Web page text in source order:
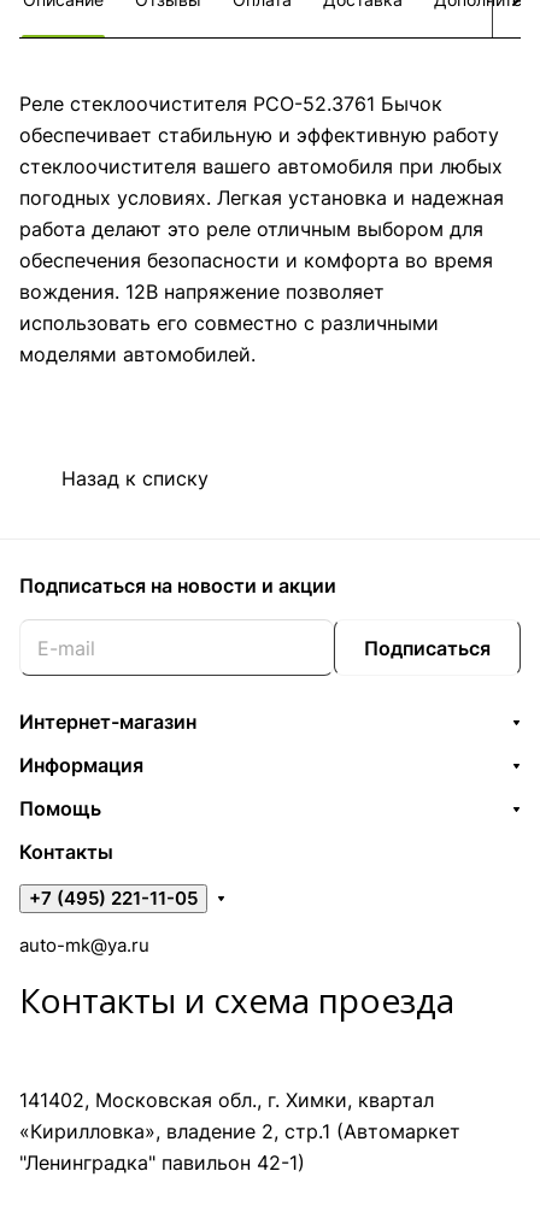
Реле стеклоочистителя РСО-52.3761 Бычок
обеспечивает стабильную и эффективную работу
стеклоочистителя вашего автомобиля при любых
погодных условиях. Легкая установка и надежная
работа делают это реле отличным выбором для
обеспечения безопасности и комфорта во время
вождения. 12В напряжение позволяет
использовать его совместно с различными
моделями автомобилей.
Назад к списку
Подписаться на новости и акции
Подписаться
Интернет-магазин
Информация
Помощь
Контакты
+7 (495) 221-11-05
auto-mk@ya.ru
Контакты и схема проезда
141402, Московская обл., г. Химки, квартал
«Кирилловка», владение 2, стр.1 (Автомаркет
"Ленинградка" павильон 42-1)